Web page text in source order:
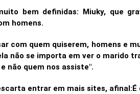
bem definidas: Miuky, que
homens.
com quem quiserem, homens e
não se importa em ver o marido
não quem nos assiste".
entrar em mais sites, afinal:É